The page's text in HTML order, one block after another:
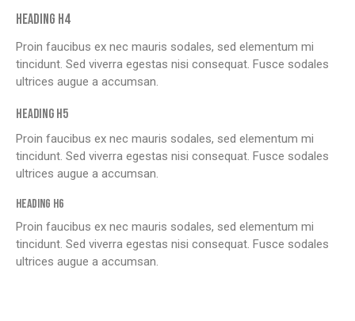
HEADING H4
Proin faucibus ex nec mauris sodales, sed elementum mi
tincidunt. Sed viverra egestas nisi consequat. Fusce sodales
ultrices augue a accumsan.
HEADING H5
Proin faucibus ex nec mauris sodales, sed elementum mi
tincidunt. Sed viverra egestas nisi consequat. Fusce sodales
ultrices augue a accumsan.
HEADING H6
Proin faucibus ex nec mauris sodales, sed elementum mi
tincidunt. Sed viverra egestas nisi consequat. Fusce sodales
ultrices augue a accumsan.